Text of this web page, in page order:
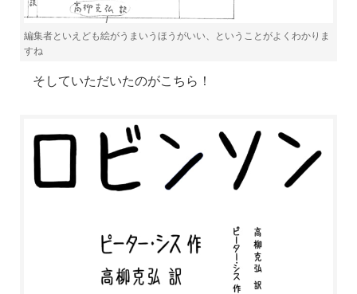
編集者といえども絵がうまいうほうがいい、ということがよくわかりま
すね
そしていただいたのがこちら！